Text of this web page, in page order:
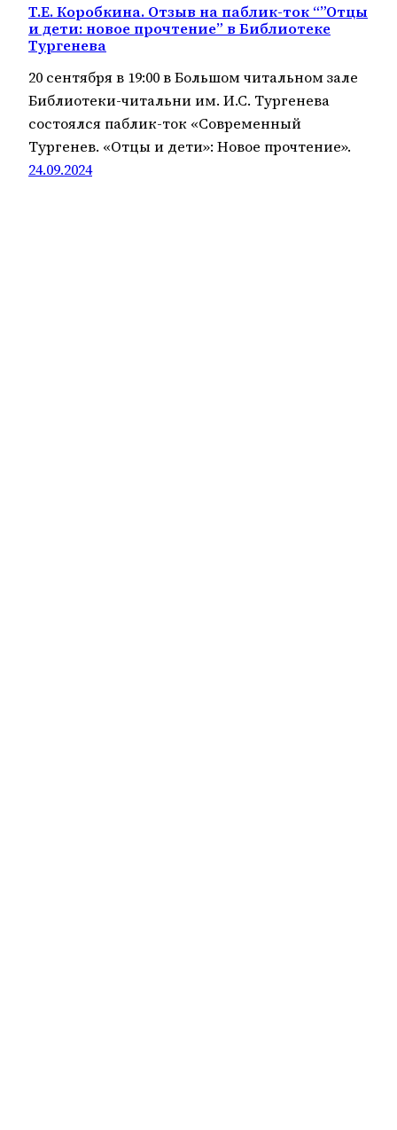
Т.Е. Коробкина. Отзыв на паблик-ток “”Отцы
и дети: новое прочтение” в Библиотеке
Тургенева
20 сентября в 19:00 в Большом читальном зале
Библиотеки-читальни им. И.С. Тургенева
состоялся паблик-ток «Современный
Тургенев. «Отцы и дети»: Новое прочтение».
24.09.2024